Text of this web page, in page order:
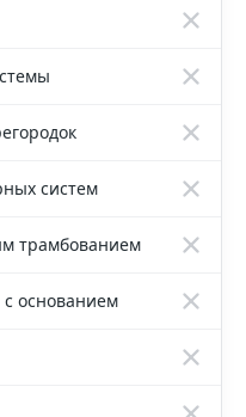
систем
трамбованием
основанием